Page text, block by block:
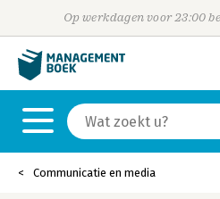
Op werkdagen voor 23:00
Communicatie en media